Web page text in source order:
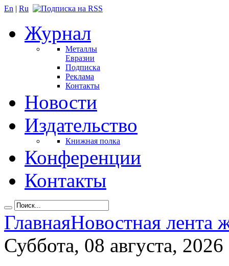
En | Ru
Журнал
Металлы
Евразии
Подписка
Реклама
Контакты
Новости
Издательство
Книжная полка
Конференции
Контакты
ГлавнаяНовостная лента
Суббота, 08 августа, 2026